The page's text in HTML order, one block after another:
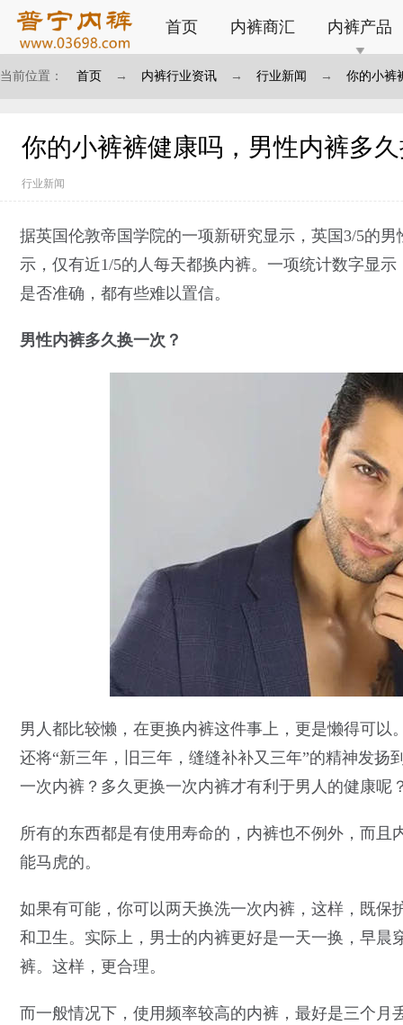
首页 内裤商汇 内裤产品
当前位置： 首页 → 内裤行业资讯 → 行业新闻 → 你的小裤
你的小裤裤健康吗，男性内裤多
行业新闻
据英国伦敦帝国学院的一项新研究显示，英国3/5的
示，仅有近1/5的人每天都换内裤。一项统计数字显
是否准确，都有些难以置信。
男性内裤多久换一次？
男人都比较懒，在更换内裤这件事上，更是懒得可
还将“新三年，旧三年，缝缝补补又三年”的精神发
一次内裤？多久更换一次内裤才有利于男人的健康呢
所有的东西都是有使用寿命的，内裤也不例外，而
能马虎的。
如果有可能，你可以两天换洗一次内裤，这样，既
和卫生。实际上，男士的内裤更好是一天一换，早
裤。这样，更合理。
而一般情况下，使用频率较高的内裤，最好是三个